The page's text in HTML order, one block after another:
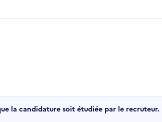
la candidature soit étudiée par le recruteur.